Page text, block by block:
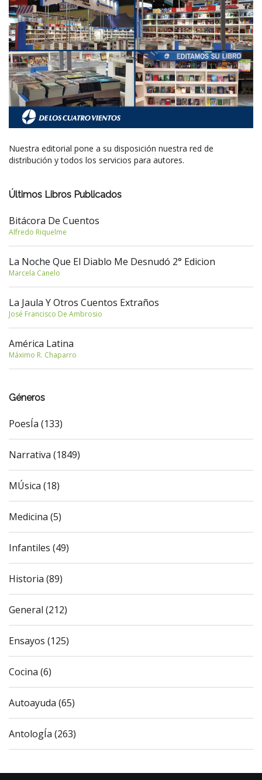
Nuestra editorial pone a su disposición nuestra red de
distribución y todos los servicios para autores.
Últimos Libros Publicados
Bitácora De Cuentos
Alfredo Riquelme
La Noche Que El Diablo Me Desnudó 2° Edicion
Marcela Canelo
La Jaula Y Otros Cuentos Extraños
José Francisco De Ambrosio
América Latina
Máximo R. Chaparro
Géneros
PoesÍa (133)
Narrativa (1849)
MÚsica (18)
Medicina (5)
Infantiles (49)
Historia (89)
General (212)
Ensayos (125)
Cocina (6)
Autoayuda (65)
AntologÍa (263)